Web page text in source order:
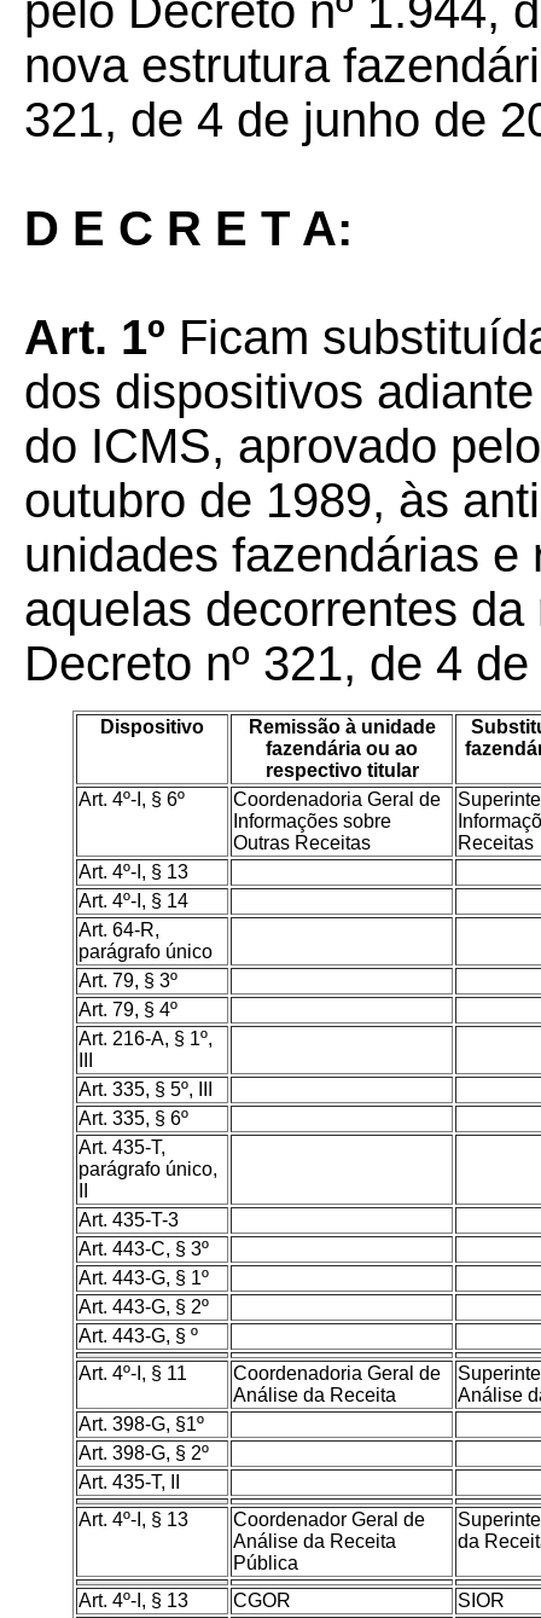
pelo Decreto nº 1.944,
nova estrutura
321, de 4 de junho de
D E C R E T A:
Art. 1º Ficam
dos dispositivos
do ICMS, aprovado
outubro de 1989, às
unidades fazendárias
aquelas decorrentes
Decreto nº 321, de 4
Dispositivo
Remissão à unidade
fazendária ou ao
respectivo titular
Art. 4º-I, § 6º
Coordenadoria Geral de
Informações sobre
Outras Receitas
Receitas
Art. 4º-I, § 13
Art. 4º-I, § 14
Art. 64-R,
parágrafo único
Art. 79, § 3º
Art. 79, § 4º
Art. 216-A, § 1º,
Art. 335, § 5º, III
Art. 335, § 6º
Art. 435-T,
parágrafo único,
Art. 435-T-3
Art. 443-C, § 3º
Art. 443-G, § 1º
Art. 443-G, § 2º
Art. 443-G, § º
Art. 4º-I, § 11
Coordenadoria Geral de
Análise da Receita
Análise
Art. 398-G, §1º
Art. 398-G, § 2º
Art. 435-T, II
Art. 4º-I, § 13
Coordenador Geral de
Análise da Receita
Pública
da
Art. 4º-I, § 13 CGOR
SIOR